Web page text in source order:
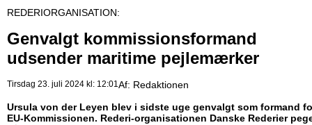
REDERIORGANISATION:
Genvalgt kom­mis­sions­for­mand
udsender maritime pejlemærker
Tirsdag 23. juli 2024 kl: 12:01Af: Redaktionen
Ursula von der Leyen blev i sidste uge genvalgt som formand
EU-Kommissionen. Rederi-organisationen Danske Rederier